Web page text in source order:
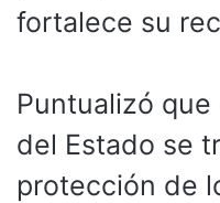
fortalece su
Puntualizó
del Estado se
protección de